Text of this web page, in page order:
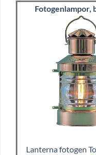
Fotogenlampor,
Lanterna fotogen